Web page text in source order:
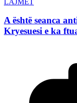
A është seanca
Kryesuesi e ka